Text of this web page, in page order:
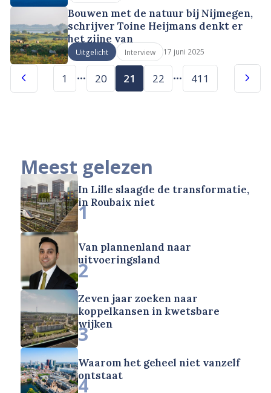
Bouwen met de natuur bij Nijmegen,
schrijver Toine Heijmans denkt er
het zijne van
Uitgelicht Interview 17 juni 2025
1 20 21 22 411
Meest gelezen
In Lille slaagde de transformatie,
in Roubaix niet
1
Van plannenland naar
uitvoeringsland
2
Zeven jaar zoeken naar
koppelkansen in kwetsbare
wijken
3
Waarom het geheel niet vanzelf
ontstaat
4